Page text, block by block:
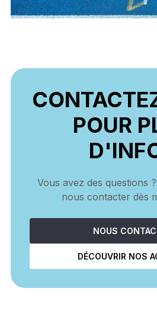
POUR
Vous avez des questions
nous contacter dès
NOUS
DÉCOUVRIR NOS